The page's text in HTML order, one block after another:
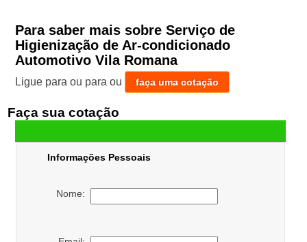
Para saber mais sobre Serviço de
Higienização de Ar-condicionado
Automotivo Vila Romana
Ligue para ou para ou faça uma cotação
Faça sua cotação
Informações Pessoais
Nome: